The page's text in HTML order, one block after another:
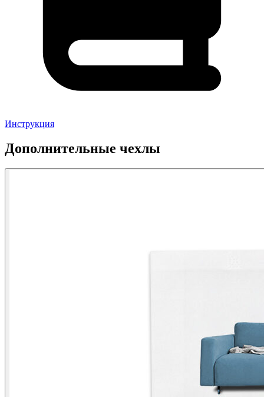
Инструкция
Дополнительные чехлы